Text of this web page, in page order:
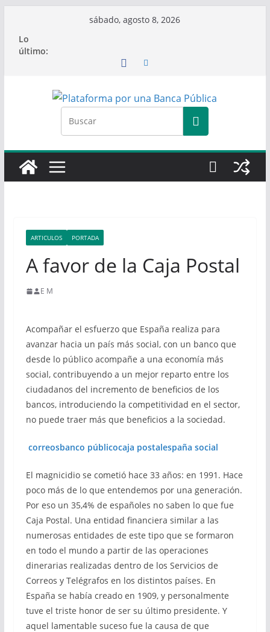
contenido
sábado, agosto 8, 2026
Lo
último:
ARTICULOS PORTADA
A favor de la Caja Postal
E M
Acompañar el esfuerzo que España realiza para
avanzar hacia un país más social, con un banco que
desde lo público acompañe a una economía más
social, contribuyendo a un mejor reparto entre los
ciudadanos del incremento de beneficios de los
bancos, introduciendo la competitividad en el sector,
no puede traer más que beneficios a la sociedad.
correosbanco públicocaja postalespaña social
El magnicidio se cometió hace 33 años: en 1991. Hace
poco más de lo que entendemos por una generación.
Por eso un 35,4% de españoles no saben lo que fue
Caja Postal. Una entidad financiera similar a las
numerosas entidades de este tipo que se formaron
en todo el mundo a partir de las operaciones
dinerarias realizadas dentro de los Servicios de
Correos y Telégrafos en los distintos países. En
España se había creado en 1909, y personalmente
tuve el triste honor de ser su último presidente. Y
aquel lamentable suceso fue la causa de que